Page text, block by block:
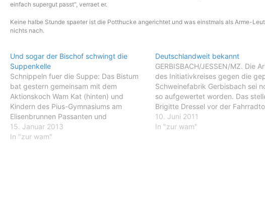
einfach supergut passt“, verraet er.
Keine halbe Stunde spaeter ist die Potthucke angerichtet und was einstmals als Arme-
nichts nach.
Und sogar der Bischof schwingt die
Suppenkelle
Schnippeln fuer die Suppe: Das Bistum
bat gestern gemeinsam mit dem
Aktionskoch Wam Kat (hinten) und
Kindern des Pius-Gymnasiums am
Elisenbrunnen Passanten und
Beduerftige zu Tisch. Foto: Heike
Lachmann AACHEN.Am Elisenbrunnen
15. Januar 2013
In "zur wam"
Deutschlandweit bekannt
GERBISBACH/JESSEN/MZ. Die
des Initiativkreises gegen die
Schweinefabrik Gerbisbach sei
so aufgewertet worden. Das
Brigitte Dressel vor der
die aus Anlass der
dem Weg fuer unsere baeuerliche
10. Juni 2011
In "zur wam"